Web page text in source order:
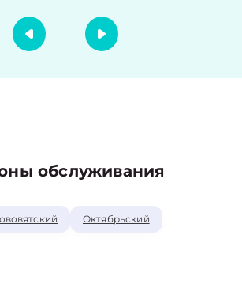
обслуживания
Октябрьский